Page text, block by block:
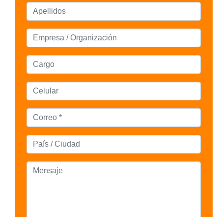
Apellidos
Empresa / Organización
Cargo
Celular
Correo
País / Ciudad / Departamento